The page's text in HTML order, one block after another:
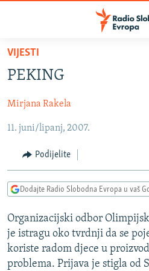
Pređite
glavni
Pređite
na
navigaciju
Pređite
na
pretragu
SRBIJA
KOSOVO
CRNA GORA
VIZUELNO
VIDEO
FOTOGALERIJE
INFOGRAFIKE
PODCASTI
RAT U UKRAJINI
KINA NA BALKANU
RSE PRIČE IZ SVIJETA
VIJESTI
PEKING
Mirjana Rakela
11. juni/lipanj, 2007.
Podijelite
Dodajte Radio Slobodna Evropa u vaš
Organizacijski odbor
je istragu oko tvrdnji da se
koriste radom djece u
problema. Prijava je stigla od